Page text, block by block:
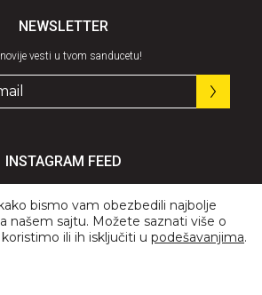
NEWSLETTER
vesti u tvom sanducetu!
INSTAGRAM FEED
GRAZIA.
bismo vam obezbedili najbolje
našem sajtu. Možete saznati više o
ili ih isključiti u podešavanjima.
GDPR Cookie Banner